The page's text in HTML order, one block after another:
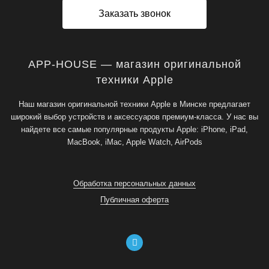
Заказать звонок
APP-HOUSE — магазин оригинальной
техники Apple
Наш магазин оригинальной техники Apple в Минске предлагает
широкий выбор устройств и аксессуаров премиум-класса. У нас вы
найдете все самые популярные продукты Apple: iPhone, iPad,
MacBook, iMac, Apple Watch, AirPods
Обработка персональных данных
Публичная оферта